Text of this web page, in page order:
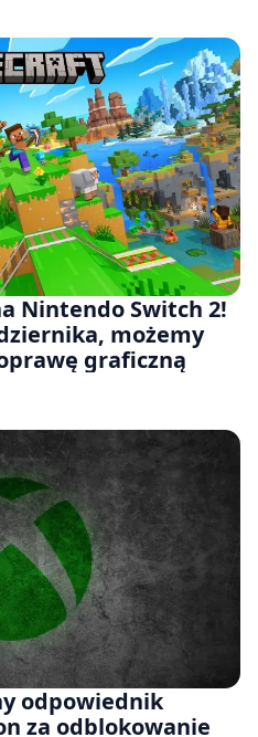
Nintendo Switch 2!
możemy
graficzną
odpowiednik
za odblokowanie